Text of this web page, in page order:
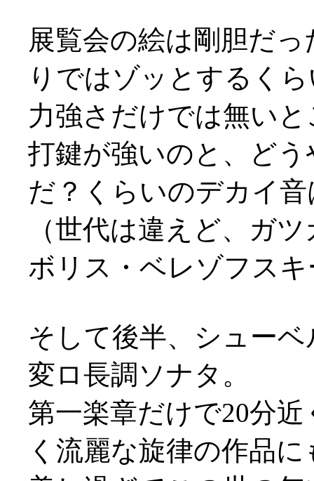
展覧会の絵は剛胆だ
りではゾッとするく
力強さだけでは無い
打鍵が強いのと、ど
だ？くらいのデカイ
（世代は違えど、ガ
ボリス・ベレゾフス
そして後半、シュー
変ロ長調ソナタ。
第一楽章だけで20分
く流麗な旋律の作品